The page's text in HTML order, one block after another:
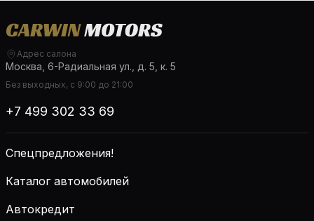
Адрес салона
Москва, 6-Радиальная ул., д. 5, к. 5
Без выходных, с 9:00 до 21:00
+7 499 302 33 69
Спецпредложения!
Каталог автомобилей
Автокредит